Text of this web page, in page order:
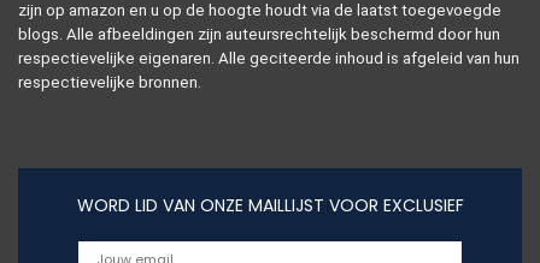
zijn op amazon en u op de hoogte houdt via de laatst toegevoegde
blogs. Alle afbeeldingen zijn auteursrechtelijk beschermd door hun
respectievelijke eigenaren. Alle geciteerde inhoud is afgeleid van hun
respectievelijke bronnen.
WORD LID VAN ONZE MAILLIJST VOOR EXCLUSIEF